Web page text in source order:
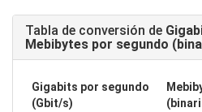
Tabla de conversión de
Mebibytes por segundo
Gigabits por segundo
(Gbit/s)